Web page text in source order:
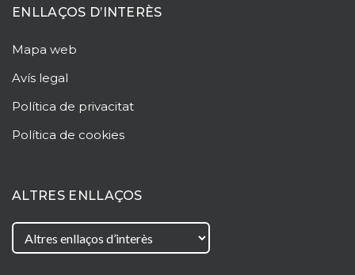
ENLLAÇOS D’INTERÈS
Mapa web
Avís legal
Política de privacitat
Política de cookies
ALTRES ENLLAÇOS